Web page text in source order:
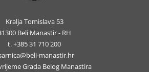
Kralja Tomislava 53
Beli Manastir - RH
t. +385 31 710 200
manastir.hr
Grada Belog Manastira